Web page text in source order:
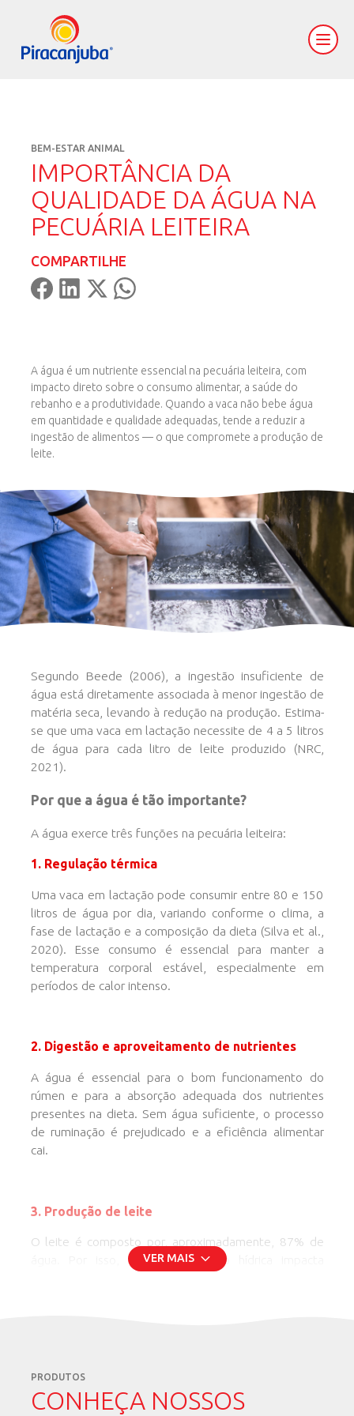
BEM-ESTAR ANIMAL
IMPORTÂNCIA DA
QUALIDADE DA ÁGUA NA
PECUÁRIA LEITEIRA
COMPARTILHE
A água é um nutriente essencial na pecuária leiteira, com
impacto direto sobre o consumo alimentar, a saúde do
rebanho e a produtividade. Quando a vaca não bebe água
em quantidade e qualidade adequadas, tende a reduzir a
ingestão de alimentos — o que compromete a produção de
leite.
Segundo Beede (2006), a ingestão insuficiente de
água está diretamente associada à menor ingestão de
matéria seca, levando à redução na produção. Estima-
se que uma vaca em lactação necessite de 4 a 5 litros
de água para cada litro de leite produzido (NRC,
2021).
Por que a água é tão importante?
A água exerce três funções na pecuária leiteira:
1. Regulação térmica
Uma vaca em lactação pode consumir entre 80 e 150
litros de água por dia, variando conforme o clima, a
fase de lactação e a composição da dieta (Silva et al.,
2020). Esse consumo é essencial para manter a
temperatura corporal estável, especialmente em
períodos de calor intenso.
2. Digestão e aproveitamento de nutrientes
A água é essencial para o bom funcionamento do
rúmen e para a absorção adequada dos nutrientes
presentes na dieta. Sem água suficiente, o processo
de ruminação é prejudicado e a eficiência alimentar
cai.
3. Produção de leite
O leite é composto por, aproximadamente, 87% de
água. Por isso, qualquer restrição hídrica impacta
insuficiente, o gado reduz imediatamente o consumo
de alimentos”, relata um gerente de produção
VER MAIS
PRODUTOS
CONHEÇA NOSSOS